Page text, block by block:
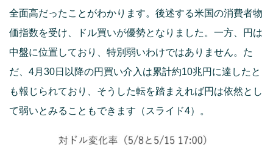
全面高だったことがわかります。後述する米国の消費者物
価指数を受け、ドル買いが優勢となりました。一方、円は
中盤に位置しており、特別弱いわけではありません。た
だ、4月30日以降の円買い介入は累計約10兆円に達したと
も報じられており、そうした転を踏まえれば円は依然とし
て弱いとみることもできます（スライド4）。